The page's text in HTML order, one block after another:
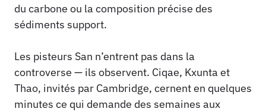
du carbone ou la composition précise des
sédiments support.
Les pisteurs San n’entrent pas dans la
controverse — ils observent. Ciqae, Kxunta et
Thao, invités par Cambridge, cernent en quelques
minutes ce qui demande des semaines aux